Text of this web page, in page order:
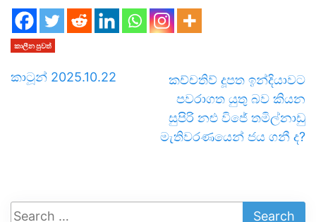
කාලීන පුවත්
කාටූන් 2025.10.22
කච්චතිව් දූපත ඉන්දියාවට
පවරාගත යුතු බව කියන
සුපිරි නළු විජේ තමිල්නාඩු
මැතිවරණයෙන් ජය ගනී ද?